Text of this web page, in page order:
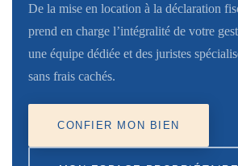
De la mise en location à la
Paris Seine prend en charge
gestion locative, avec une équipe
juristes spécialisés. Tout inclus,
CONFIER MON BIEN